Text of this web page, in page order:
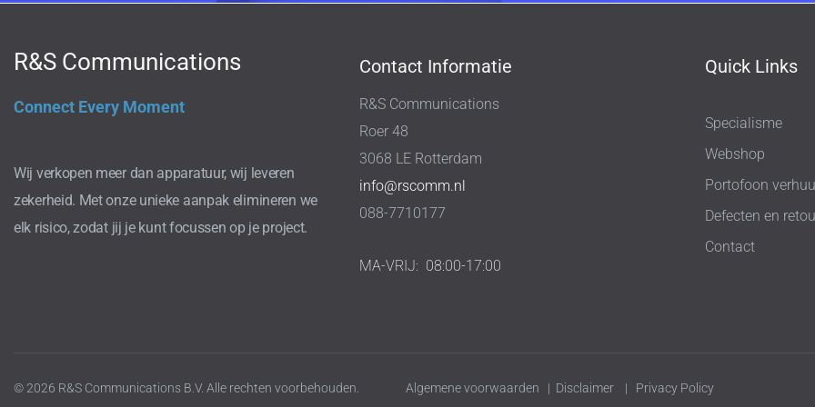
R&S Communications
Connect Every Moment
Wij verkopen meer dan apparatuur, wij leveren
zekerheid. Met onze unieke aanpak elimineren we
elk risico, zodat jij je kunt focussen op je project.
Contact Informatie
R&S Communications
Roer 48
3068 LE Rotterdam
info@rscomm.nl
088-7710177
MA-VRIJ: 08:00-17:00
Quick Links
Specialisme
Webshop
Portofoon
Defecten en
Contact
© 2026 R&S Communications B.V. Alle rechten voorbehouden. Algemene voorwaarden | Disclaimer | Privacy Policy